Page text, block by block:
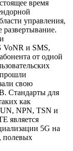
время
управления,
развертывание.
VoNR и SMS,
от одной
свою
Стандарты для
как
NPN, TSN и
является
5G на
полевых